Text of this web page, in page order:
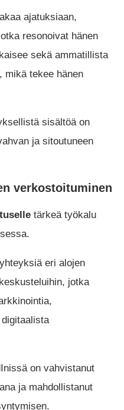
ajatuksiaan,
resonoivat hänen
sekä ammatillista
mikä tekee hänen
sisältöä on
ja sitoutuneen
verkostoituminen
tärkeä työkalu
eri alojen
jotka
on vahvistanut
ja mahdollistanut